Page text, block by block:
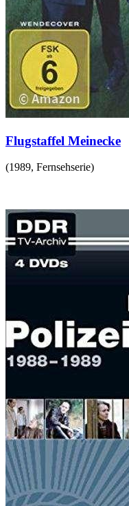
Flugstaffel Meinecke
(1989, Fernsehserie)